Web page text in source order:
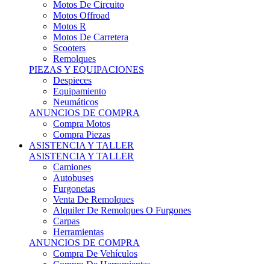
Motos R
Motos De Carretera
Scooters
Remolques
PIEZAS Y EQUIPACIONES
Despieces
Equipamiento
Neumáticos
ANUNCIOS DE COMPRA
Compra Motos
Compra Piezas
ASISTENCIA Y TALLER
ASISTENCIA Y TALLER
Camiones
Autobuses
Furgonetas
Venta De Remolques
Alquiler De Remolques O Furgones
Carpas
Herramientas
ANUNCIOS DE COMPRA
Compra De Vehículos
Compra De Herramientas